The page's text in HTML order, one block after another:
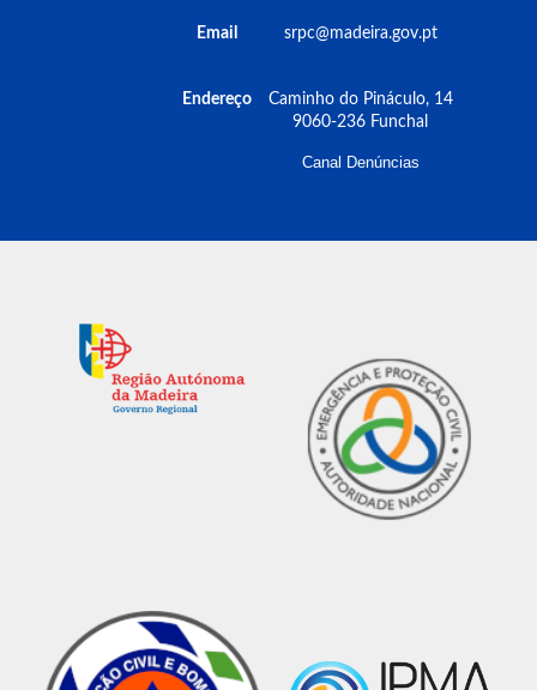
Email
Endereço
srpc@madeira.gov.pt
Caminho do Pináculo, 14
9060-236 Funchal
Canal Denúncias